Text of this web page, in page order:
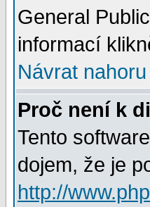
General
informací
Návrat nahoru
Proč není k
Tento
dojem, že je
http://